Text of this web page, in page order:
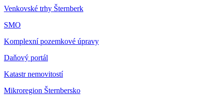
Venkovské trhy Šternberk
SMO
Komplexní pozemkové úpravy
Daňový portál
Katastr nemovitostí
Mikroregion Šternbersko